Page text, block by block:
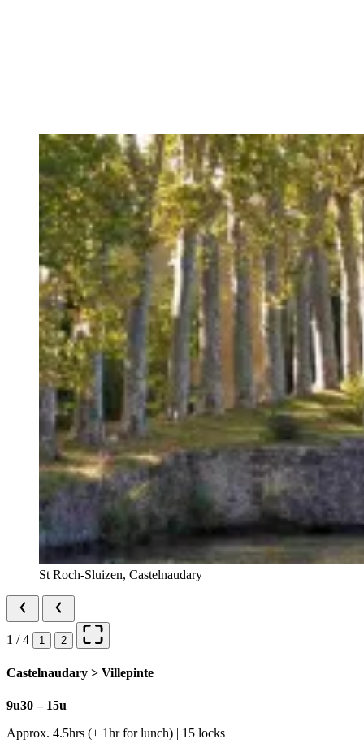
St Roch-Sluizen, Castelnaudary
1 / 4 1 2
Castelnaudary > Villepinte
9u30 – 15u
Approx. 4.5hrs (+ 1hr for lunch) | 15 locks